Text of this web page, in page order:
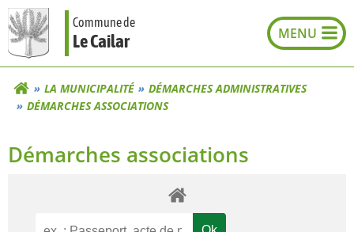
Aller
au
contenu
Commune de
Le Cailar
LA MUNICIPALITÉ
DÉMARCHES ADMINISTRATIVES
DÉMARCHES ASSOCIATIONS
Démarches associations